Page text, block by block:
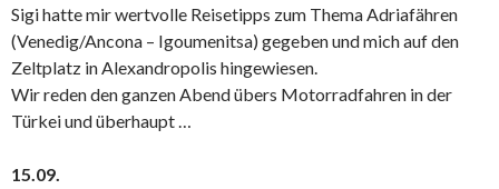
Sigi hatte mir wertvolle Reisetipps zum Thema Adriafähren
(Venedig/Ancona – Igoumenitsa) gegeben und mich auf den
Zeltplatz in Alexandropolis hingewiesen.
Wir reden den ganzen Abend übers Motorradfahren in der
Türkei und überhaupt …
15.09.